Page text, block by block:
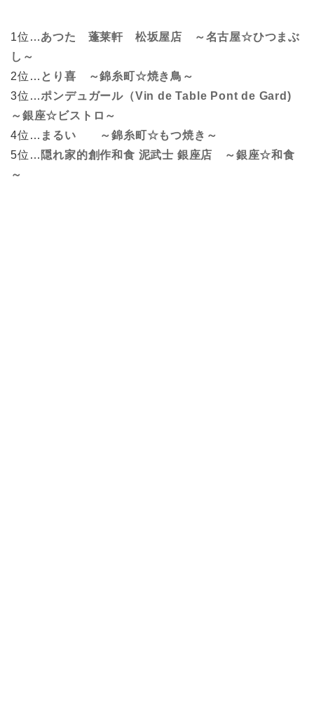
1位…あつた 蓬莱軒 松坂屋店 ～名古屋☆ひつまぶ
し～
2位… とり喜 ～錦糸町☆焼き鳥～
3位…ポンデュガール（Vin de Table Pont de Gard)
～銀座☆ビストロ～
4位… まるい ～錦糸町☆もつ焼き～
5位… 隠れ家的創作和食 泥武士 銀座店 ～銀座☆和食
～